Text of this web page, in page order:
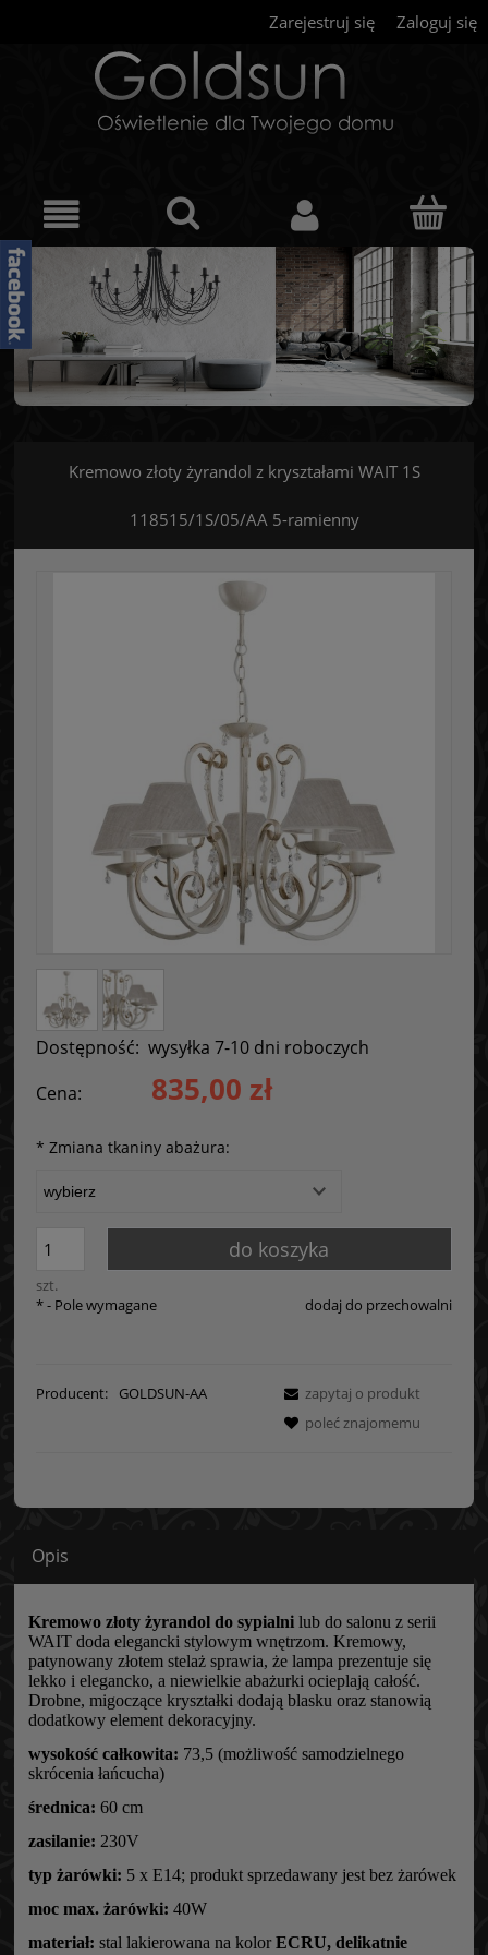
Zarejestruj się Zaloguj się
Kremowo złoty żyrandol z kryształami WAIT 1S
118515/1S/05/AA 5-ramienny
Dostępność: wysyłka 7-10 dni roboczych
Cena:
835,00 zł
* Zmiana tkaniny abażura:
szt.
do koszyka
dodaj do przechowalni
*- Pole wymagane
Producent: GOLDSUN-AA
zapytaj o produkt
poleć znajomemu
Opis
Kremowo złoty żyrandol do sypialni lub do salonu z serii
WAIT doda elegancki stylowym wnętrzom. Kremowy,
patynowany złotem stelaż sprawia, że lampa prezentuje się
lekko i elegancko, a niewielkie abażurki ocieplają całość.
Drobne, migoczące kryształki dodają blasku oraz stanowią
dodatkowy element dekoracyjny.
wysokość całkowita: 73,5 (możliwość samodzielnego
skrócenia łańcucha)
średnica: 60 cm
zasilanie: 230V
typ żarówki: 5 x E14; produkt sprzedawany jest bez żarówek
moc max. żarówki: 40W
materiał: stal lakierowana na kolor ECRU, delikatnie